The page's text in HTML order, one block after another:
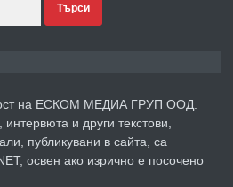
преди 1 година
по Математика
Търси
на ЕСКОМ МЕДИА ГРУП ООД.
и други текстови,
публикувани в сайта, са
освен ако изрично е посочено